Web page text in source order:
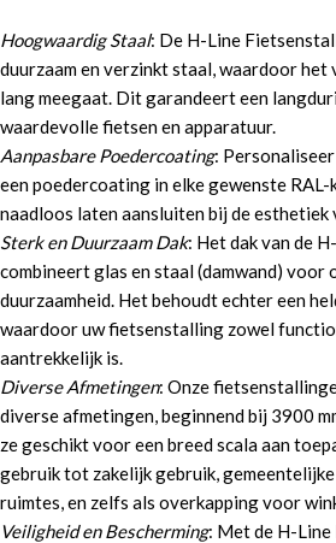
Hoogwaardig Staal: De H-Line
duurzaam en verzinkt staal, waardoor
lang meegaat. Dit garandeert een
waardevolle fietsen en apparatuur.
Aanpasbare Poedercoating:
een poedercoating in elke gewenste
naadloos laten aansluiten bij de esthetiek
Sterk en Duurzaam Dak: Het dak van de
combineert glas en staal (damwand) voor
duurzaamheid. Het behoudt echter een
waardoor uw fietsenstalling zowel
aantrekkelijk is.
Diverse Afmetingen: Onze
diverse afmetingen, beginnend bij 3900
ze geschikt voor een breed scala aan
gebruik tot zakelijk gebruik,
ruimtes, en zelfs als overkapping voor
Veiligheid en Bescherming: Met de H-